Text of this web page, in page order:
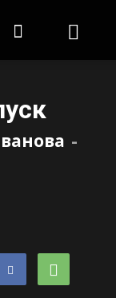
-